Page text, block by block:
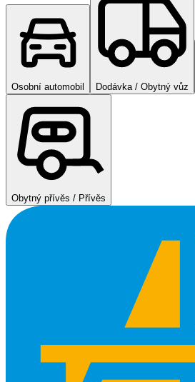
Osobní automobil Dodávka / Obytný vůz
Obytný přívěs / Přívěs